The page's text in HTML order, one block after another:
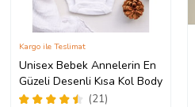
Unisex Bebek Annelerin En
Güzeli Desenli Kısa Kol Body
(21)
Kargo ile Teslimat